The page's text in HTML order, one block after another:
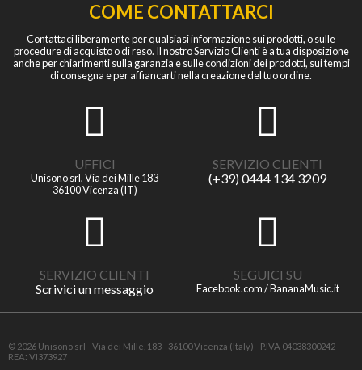
COME CONTATTARCI
Contattaci liberamente per qualsiasi informazione sui prodotti, o sulle
procedure di acquisto o di reso. Il nostro Servizio Clienti è a tua disposizione
anche per chiarimenti sulla garanzia e sulle condizioni dei prodotti, sui tempi
di consegna e per affiancarti nella creazione del tuo ordine.
UFFICI
Unisono srl, Via dei Mille 183
36100 Vicenza (IT)
SERVIZIO CLIENTI
(+39) 0444 134 3209
SERVIZIO CLIENTI
Scrivici un messaggio
SEGUICI SU
Facebook.com / BananaMusic.it
© 2026 Unisono srl - Via dei Mille, 183 - 36100 Vicenza (Italy) - P.IVA 04038300242 -
REA: VI373927